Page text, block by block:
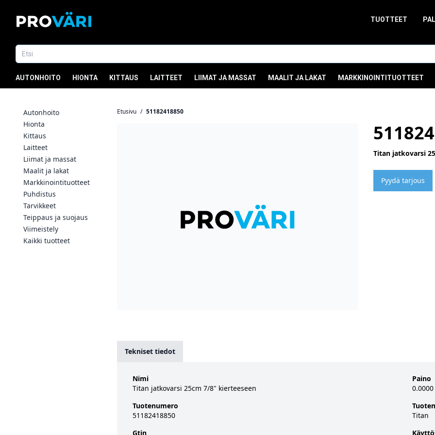
TUOTTEET
AUTONHOITO HIONTA KITTAUS LAITTEET LIIMAT JA MASSAT MAALIT JA LAKAT MARKKINOINTITUOTTEET
Autonhoito
Hionta
Kittaus
Laitteet
Liimat ja massat
Maalit ja lakat
Markkinointituotteet
Puhdistus
Tarvikkeet
Teippaus ja suojaus
Viimeistely
Kaikki tuotteet
Etusivu / 51182418850
Titan jatkovarsi
Pyydä tarjous
Tekniset tiedot
Nimi
Titan jatkovarsi 25cm 7/8" kierteeseen
Tuotenumero
51182418850
Gtin
Paino
Titan